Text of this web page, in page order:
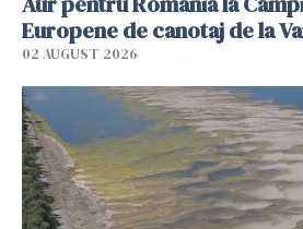
Europene de canotaj de la
02 AUGUST 2026